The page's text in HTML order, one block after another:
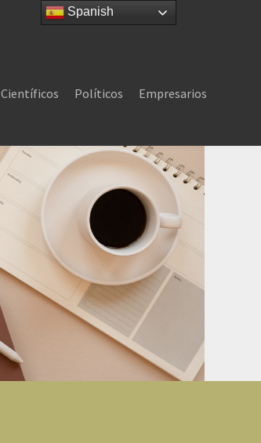
Científicos Políticos
Empresarios
Spanish